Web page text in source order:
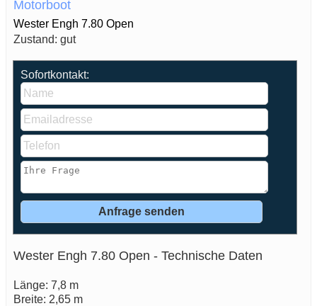
Motorboot
Wester Engh 7.80 Open
Zustand: gut
Sofortkontakt:
Wester Engh 7.80 Open - Technische Daten
Länge: 7,8 m
Breite: 2,65 m